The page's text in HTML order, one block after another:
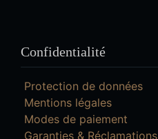
Confidentialité
Protection de données
Mentions légales
Modes de paiement
Garanties & Réclamations